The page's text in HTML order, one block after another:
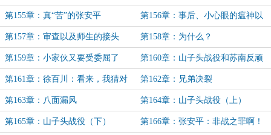
里斗！ 计！
第155章：真“苦”的张安平 第156章：事后、小心眼的瘟神以
及移交
第157章：审查以及师生的接头
（七千字，勉强算补上昨天的。）
第158章：为什么？
第159章：小家伙又要受委屈了 第160章：山子头战役和苏南反顽
的序章
第161章：徐百川：看来，我猜对
了！
第162章：兄弟决裂
第163章：八面漏风 第164章：山子头战役（上）
第165章：山子头战役（下） 第166章：张安平：非战之罪啊！